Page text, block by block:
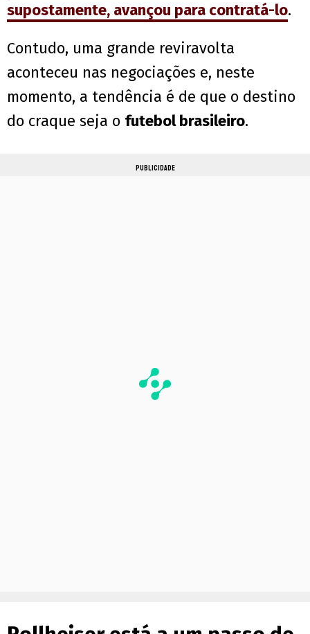
supostamente, avançou para contratá-lo.
Contudo, uma grande reviravolta
aconteceu nas negociações e, neste
momento, a tendência é de que o destino
do craque seja o futebol brasileiro.
PUBLICIDADE